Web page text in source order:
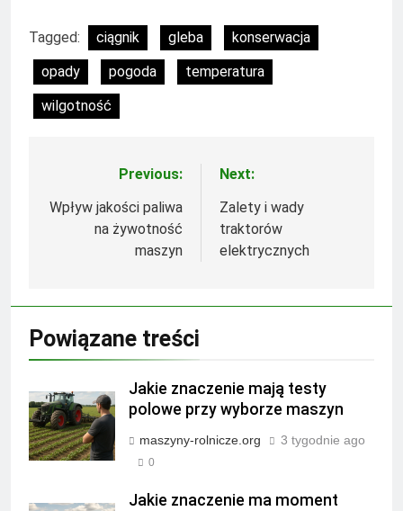
Tagged: ciągnik gleba
konserwacja
opady
pogoda
temperatura
wilgotność
Nawigacja
wpisu
Previous:
Wpływ jakości paliwa
na żywotność
maszyn
Next:
Zalety i wady
traktorów
elektrycznych
Powiązane treści
Jakie znaczenie mają testy
polowe przy wyborze maszyn
maszyny-rolnicze.org 3 tygodnie ago
0
Jakie znaczenie ma moment